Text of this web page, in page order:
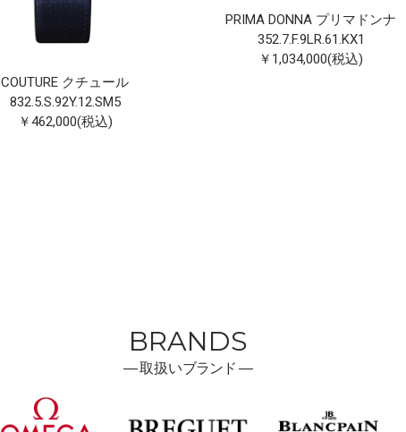
COUTURE クチュール
832.5.S.92Y.12.SM5
￥462,000(税込)
PRIMA DONNA プリマドンナ
352.7.F.9LR.61.KX1
￥1,034,000(税込)
BRANDS
―取扱いブランド ―